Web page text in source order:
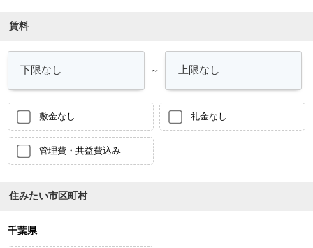
賃料
～
敷金なし 礼金なし
管理費・共益費込み
住みたい市区町村
千葉県